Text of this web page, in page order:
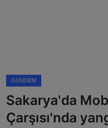
Çerez Politikası
Kullanım Şartnamesi
GÜNDEM
Sakarya'da
Çarşısı'nda